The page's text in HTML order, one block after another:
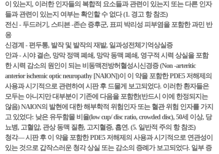
이 있는지, 이러한 인자들의 복합적 요소들과 관련이 있는지 또는 다른 인자
들과 관련이 있는지 여부는 확인할 수 없다 (1. 경고 항 참조)
전신 - 두드러기, 스티븐 -존슨 증후군, 표피 박리성 피부염을 포함한 과민 반
응
신경계 - 편두통, 발작 및 발작의 재발, 일과성전체기억상실증
안과 - 시야 결손, 망막 정맥 폐쇄, 망막 동맥 폐쇄, 영구적 시력 상실을 포함
한 시력 감소의 원인이 되는 비동맥전방허혈성시신경증 (Non -arteritic
anterior ischemic optic neuropathy [NAION])이 이 약을 포함한 PDE5 저해제의
사용과 시기적으로 관련하여 시판 후 드물게 보고되었다. 이러한 환자들은
모두는 아니지만 대부분이 기존에 다음을 포함한(반드시 이에 한정되지는
않음) NAION의 발현에 대한 해부학적 위험인자 또는 혈관 위험 인자를 가지
고 있었다: 낮은 유두함몰 비율(low cup/ disc ratio, crowded disc), 50세 이상, 당
뇨병, 고혈압, 관상 동맥 질환, 고지혈증, 흡연. (5. 일반적 주의 항 참조)
청각— 시판 후 이 약을 포함한 PDE5 저해제의 사용과 시기적으로 연관성이
있는 것으로 갑작스러운 청각 상실 또는 감소의 증례가 보고되었다. 일부 증